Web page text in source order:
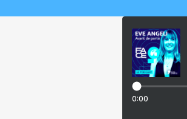
0:00